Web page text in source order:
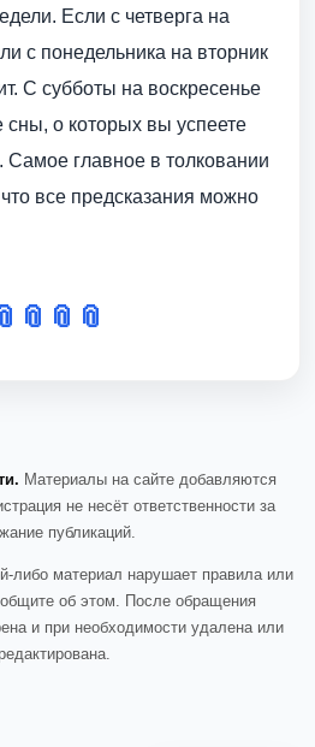
Если с четверга на
с понедельника на вторник
С субботы на воскресенье
сны, о которых вы успеете
Самое главное в толковании
все предсказания можно
📎 📎 📎
Материалы на сайте добавляются
не несёт ответственности за
публикаций.
либо материал нарушает правила или
об этом. После обращения
и при необходимости удалена или